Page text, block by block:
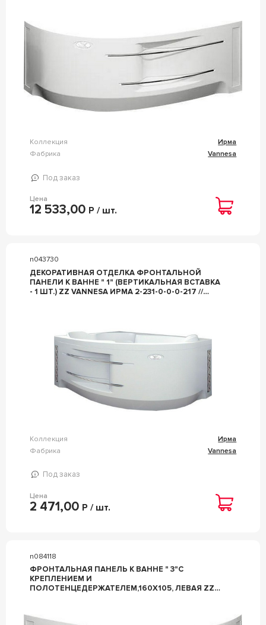
Коллекция
Ирма
Фабрика
Vannesa
Под заказ
Цена
12 533,00 Р / шт.
n043730
ДЕКОРАТИВНАЯ ОТДЕЛКА ФРОНТАЛЬНОЙ
ПАНЕЛИ К ВАННЕ " 1" (ВЕРТИКАЛЬНАЯ ВСТАВКА
- 1 ШТ.) ZZ VANNESA ИРМА 2-231-0-0-0-217 //
Коллекция
Ирма
Фабрика
Vannesa
Под заказ
Цена
2 471,00 Р / шт.
n084118
ФРОНТАЛЬНАЯ ПАНЕЛЬ К ВАННЕ " 3"С
КРЕПЛЕНИЕМ И
ПОЛОТЕНЦЕДЕРЖАТЕЛЕМ,160X105, ЛЕВАЯ ZZ